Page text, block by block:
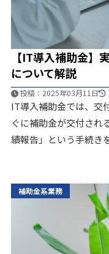
【IT導入補助金】
について解説
投稿：2025年03月11日
IT導入補助金では、交
ぐに補助金が交付され
績報告」という手続き
補助金系業務
ご質問やご相談がご
ださい。
専門スタッフが丁寧
メ